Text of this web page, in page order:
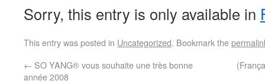
Sorry, this entry is only available in
This entry was posted in Uncategorized. Bookmark the
← SO YANG® vous souhaite une très bonne
année 2008